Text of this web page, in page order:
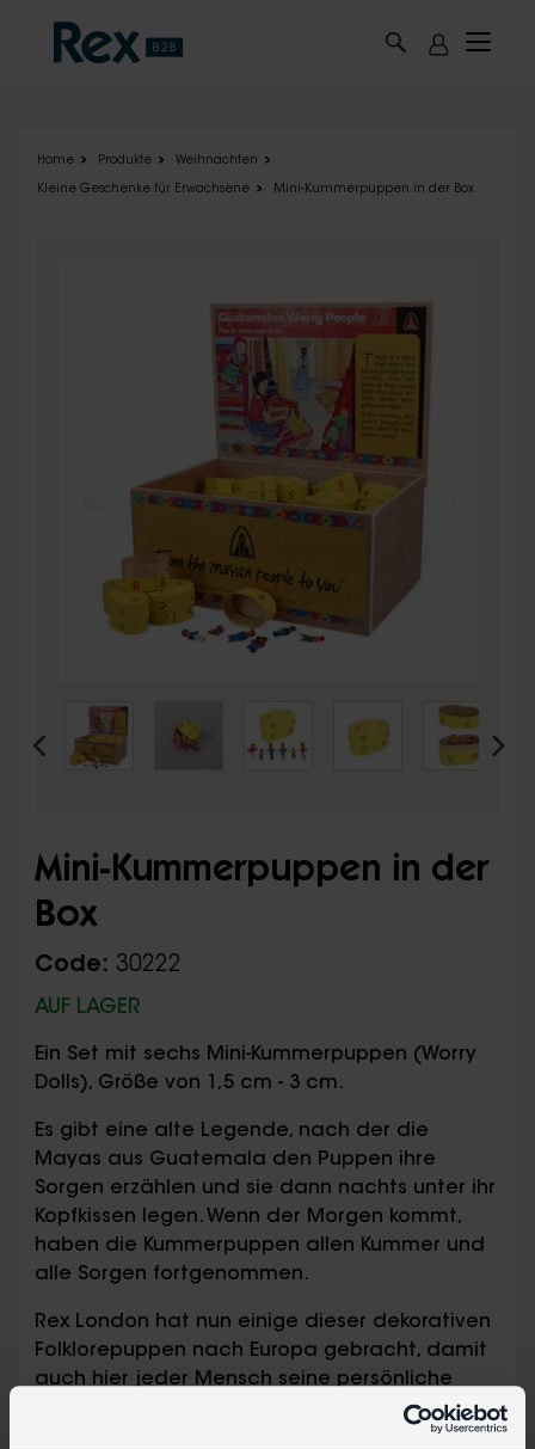
Home Produkte Weihnachten
Kleine Geschenke für Erwachsene Mini-Kummerpuppen in der Box
Mini-Kummerpuppen in der
Box
Code: 30222
AUF LAGER
Ein Set mit sechs Mini-Kummerpuppen (Worry
Dolls), Größe von 1,5 cm - 3 cm.
Es gibt eine alte Legende, nach der die
Mayas aus Guatemala den Puppen ihre
Sorgen erzählen und sie dann nachts unter ihr
Kopfkissen legen. Wenn der Morgen kommt,
haben die Kummerpuppen allen Kummer und
alle Sorgen fortgenommen.
Rex London hat nun einige dieser dekorativen
Folklorepuppen nach Europa gebracht, damit
auch hier jeder Mensch seine persönliche
Geschenkidee für jemanden, der ein wenig